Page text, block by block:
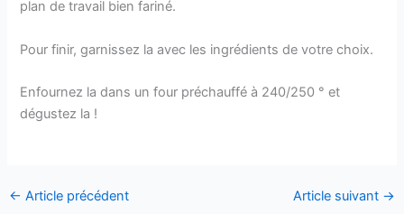
plan de travail bien fariné.
Pour finir, garnissez la avec les ingrédients de votre choix.
Enfournez la dans un four préchauffé à 240/250 ° et
dégustez la !
← Article précédent Article suivant →